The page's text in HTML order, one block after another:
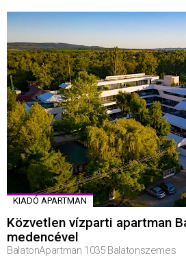
KIADÓ APARTMAN
Közvetlen vízparti apartman
medencével
BalatonApartman 1035 Balatonszemes